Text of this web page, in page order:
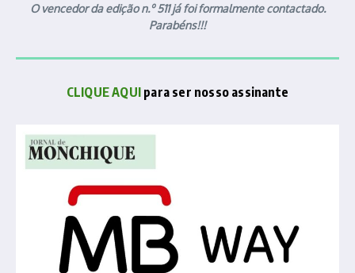
O vencedor da edição n.º 511 já foi formalmente contactado.
Parabéns!!!
CLIQUE AQUI para ser nosso assinante